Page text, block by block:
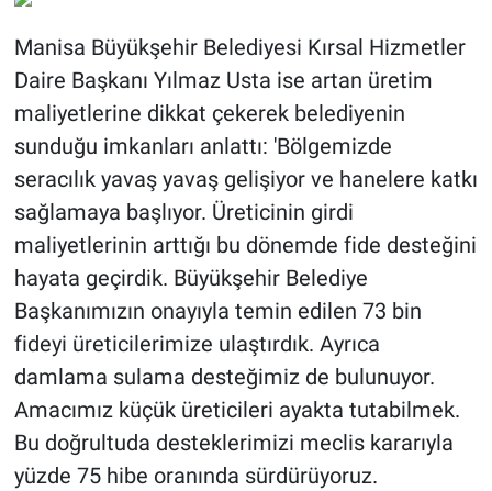
Manisa Büyükşehir Belediyesi Kırsal Hizmetler
Daire Başkanı Yılmaz Usta ise artan üretim
maliyetlerine dikkat çekerek belediyenin
sunduğu imkanları anlattı: 'Bölgemizde
seracılık yavaş yavaş gelişiyor ve hanelere katkı
sağlamaya başlıyor. Üreticinin girdi
maliyetlerinin arttığı bu dönemde fide desteğini
hayata geçirdik. Büyükşehir Belediye
Başkanımızın onayıyla temin edilen 73 bin
fideyi üreticilerimize ulaştırdık. Ayrıca
damlama sulama desteğimiz de bulunuyor.
Amacımız küçük üreticileri ayakta tutabilmek.
Bu doğrultuda desteklerimizi meclis kararıyla
yüzde 75 hibe oranında sürdürüyoruz.